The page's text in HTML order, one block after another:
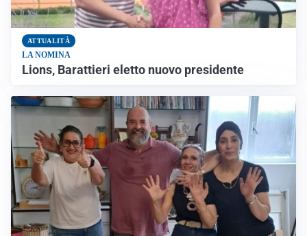
ATTUALITÀ
LA NOMINA
Lions, Barattieri eletto nuovo presidente